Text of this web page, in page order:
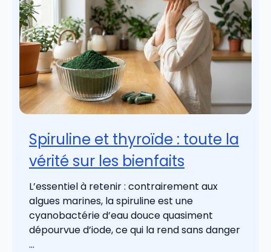
Spiruline et thyroïde : toute la
vérité sur les bienfaits
L’essentiel à retenir : contrairement aux
algues marines, la spiruline est une
cyanobactérie d’eau douce quasiment
dépourvue d’iode, ce qui la rend sans danger
...